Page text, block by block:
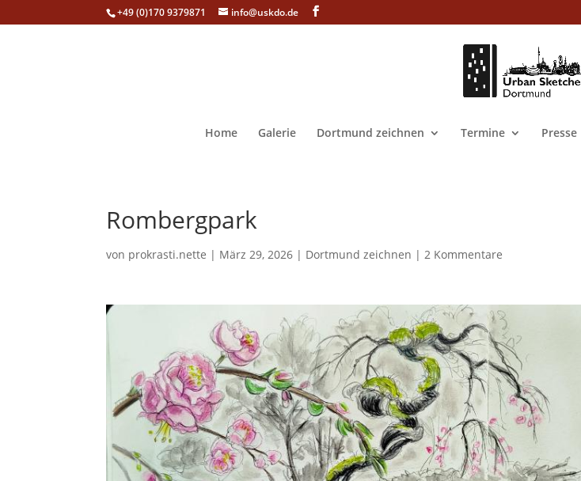
+49 (0)170 9379871 info@uskdo.de
Home Galerie Dortmund zeichnen Termine Presse
Rombergpark
von prokrasti.nette | März 29, 2026 | Dortmund zeichnen |2 Kommentare